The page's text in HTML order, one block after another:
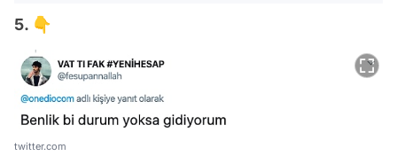
5. 👇
twitter.com